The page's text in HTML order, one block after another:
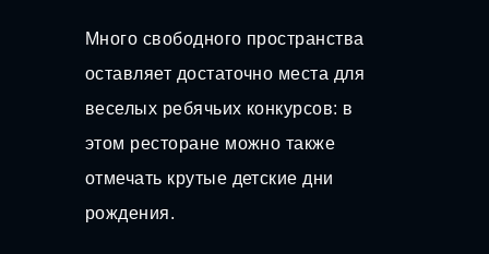
Много свободного пространства
оставляет достаточно места для
веселых ребячьих конкурсов: в
этом ресторане можно также
отмечать крутые детские дни
рождения.